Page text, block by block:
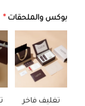
لمعانه مع مرور الوقت.
مقاس الساعة 40 مم
ميناء رصاصي ( Grey
راقٍ، ليمنحك مظهرًا
بوكس والملحقات *
تغليف فاخر